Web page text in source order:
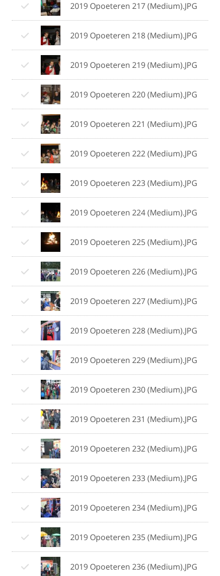
2019 Opoeteren 217 (Medium).JPG
2019 Opoeteren 218 (Medium).JPG
2019 Opoeteren 219 (Medium).JPG
2019 Opoeteren 220 (Medium).JPG
2019 Opoeteren 221 (Medium).JPG
2019 Opoeteren 222 (Medium).JPG
2019 Opoeteren 223 (Medium).JPG
2019 Opoeteren 224 (Medium).JPG
2019 Opoeteren 225 (Medium).JPG
2019 Opoeteren 226 (Medium).JPG
2019 Opoeteren 227 (Medium).JPG
2019 Opoeteren 228 (Medium).JPG
2019 Opoeteren 229 (Medium).JPG
2019 Opoeteren 230 (Medium).JPG
2019 Opoeteren 231 (Medium).JPG
2019 Opoeteren 232 (Medium).JPG
2019 Opoeteren 233 (Medium).JPG
2019 Opoeteren 234 (Medium).JPG
2019 Opoeteren 235 (Medium).JPG
2019 Opoeteren 236 (Medium).JPG